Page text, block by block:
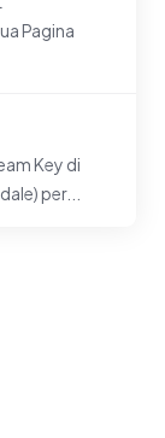
Pagina
Key di
per...